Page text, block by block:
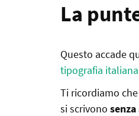
La
Questo accade
tipografia italiana
Ti ricordiamo
si scrivono